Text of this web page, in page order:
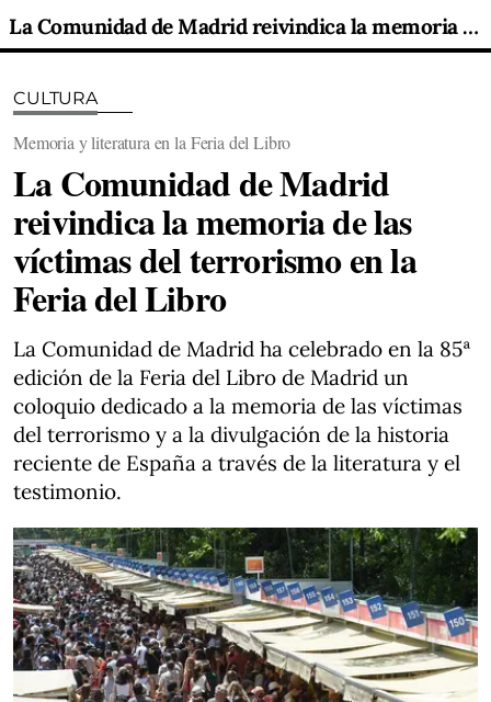
La Comunidad de Madrid reivindica la memoria de las víctimas del terrorismo en la Feria del Libro
CULTURA
Memoria y literatura en la Feria del Libro
La Comunidad de Madrid
reivindica la memoria de las
víctimas del terrorismo en la
Feria del Libro
La Comunidad de Madrid ha celebrado en la 85ª
edición de la Feria del Libro de Madrid un
coloquio dedicado a la memoria de las víctimas
del terrorismo y a la divulgación de la historia
reciente de España a través de la literatura y el
testimonio.